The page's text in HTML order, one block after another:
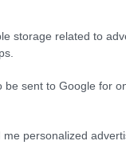
storage related to
be sent to Google for
personalized